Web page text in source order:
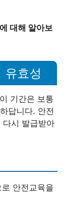
대해 알아보
유효성
기간은 보통
답니다. 안전
다시 발급받아
안전교육을